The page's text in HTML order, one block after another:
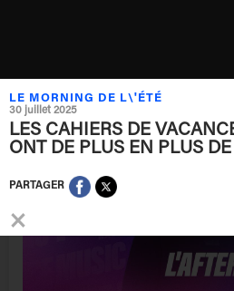
LE MORNING DE L\'ÉTÉ
30 juillet 2025
LES CAHIERS DE
ONT DE PLUS EN PLUS
PARTAGER
×